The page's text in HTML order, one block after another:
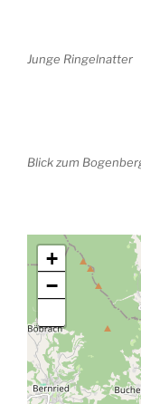
Junge Ringelnatter
Blick zum
+
−